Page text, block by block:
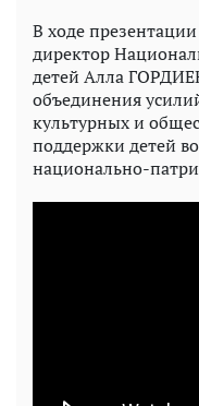
В ходе
директор
детей Алла
объединения
культурных и
поддержки детей
национально-